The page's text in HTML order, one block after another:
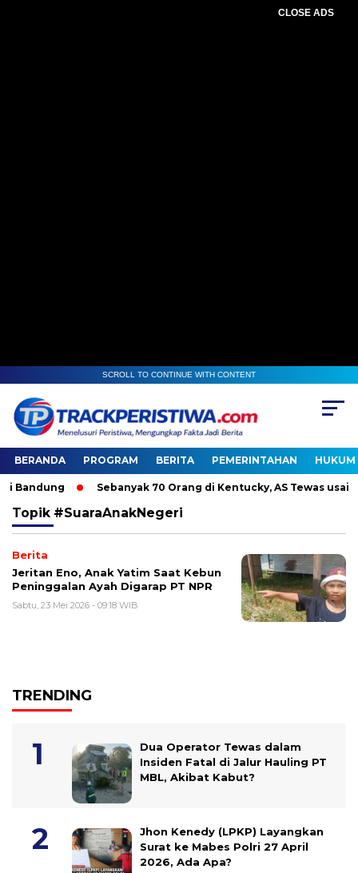
CLOSE ADS
SCROLL TO CONTINUE WITH CONTENT
BERANDA PROGRAM BERITA PEMERINTAHAN HUKUM
Sebanyak 70 Orang di Kentucky, AS Tewas usai
Topik #SuaraAnakNegeri
Berita
Jeritan Eno, Anak Yatim Saat Kebun
Peninggalan Ayah Digarap PT NPR
Sabtu, 23 Mei 2026 - 09:18 WIB
TRENDING
Dua Operator Tewas dalam
Insiden Fatal di Jalur Hauling PT
MBL, Akibat Kabut?
Jhon Kenedy (LPKP) Layangkan
Surat ke Mabes Polri 27 April
2026, Ada Apa?